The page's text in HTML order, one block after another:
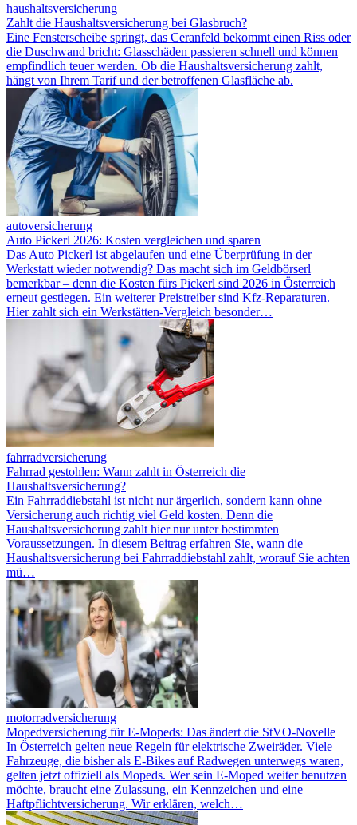
haushaltsversicherung
Zahlt die Haushaltsversicherung bei Glasbruch?
Eine Fensterscheibe springt, das Ceranfeld bekommt einen Riss oder
die Duschwand bricht: Glasschäden passieren schnell und können
empfindlich teuer werden. Ob die Haushaltsversicherung zahlt,
hängt von Ihrem Tarif und der betroffenen Glasfläche ab.
autoversicherung
Auto Pickerl 2026: Kosten vergleichen und sparen
Das Auto Pickerl ist abgelaufen und eine Überprüfung in der
Werkstatt wieder notwendig? Das macht sich im Geldbörserl
bemerkbar – denn die Kosten fürs Pickerl sind 2026 in Österreich
erneut gestiegen. Ein weiterer Preistreiber sind Kfz-Reparaturen.
Hier zahlt sich ein Werkstätten-Vergleich besonder…
fahrradversicherung
Fahrrad gestohlen: Wann zahlt in Österreich die
Haushaltsversicherung?
Ein Fahrraddiebstahl ist nicht nur ärgerlich, sondern kann ohne
Versicherung auch richtig viel Geld kosten. Denn die
Haushaltsversicherung zahlt hier nur unter bestimmten
Voraussetzungen. In diesem Beitrag erfahren Sie, wann die
Haushaltsversicherung bei Fahrraddiebstahl zahlt, worauf Sie achten
mü…
motorradversicherung
Mopedversicherung für E-Mopeds: Das ändert die StVO-Novelle
In Österreich gelten neue Regeln für elektrische Zweiräder. Viele
Fahrzeuge, die bisher als E-Bikes auf Radwegen unterwegs waren,
gelten jetzt offiziell als Mopeds. Wer sein E-Moped weiter benutzen
möchte, braucht eine Zulassung, ein Kennzeichen und eine
Haftpflichtversicherung. Wir erklären, welch…